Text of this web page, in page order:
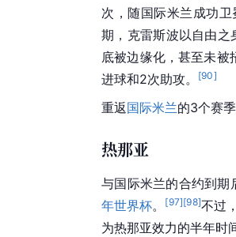
次，随国际米兰成功卫
期，克雷斯波以自由
底被边缘化，甚至未被
进球和2次助攻。
[90]
重返国际米兰的3个赛
热那亚
与国际米兰的合约到
年世界杯。 [97][98]不过
为热那亚效力的半年时